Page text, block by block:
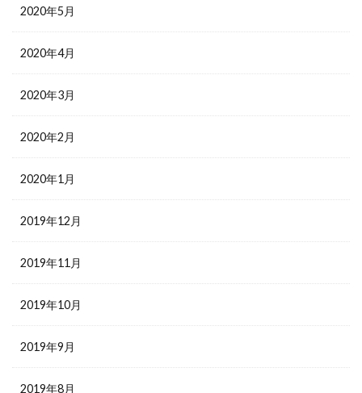
2020年5月
2020年4月
2020年3月
2020年2月
2020年1月
2019年12月
2019年11月
2019年10月
2019年9月
2019年8月